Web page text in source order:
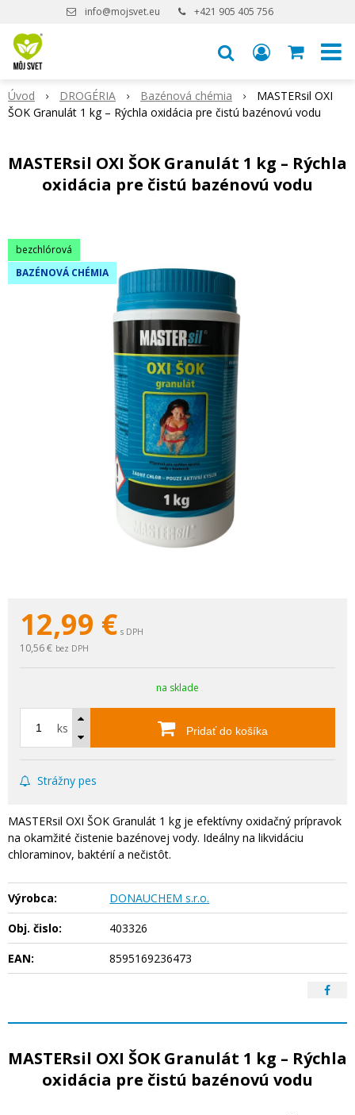
info@mojsvet.eu +421 905 405 756
Úvod DROGÉRIA Bazénová chémia
MASTERsil OXI
ŠOK Granulát 1 kg – Rýchla oxidácia pre čistú bazénovú vodu
MASTERsil OXI ŠOK Granulát 1 kg – Rýchla
oxidácia pre čistú bazénovú vodu
bezchlórová
BAZÉNOVÁ CHÉMIA
12,99 € s DPH
10,56 € bez DPH
na sklade
ks Pridať do košíka
Strážny pes
MASTERsil OXI ŠOK Granulát 1 kg je efektívny oxidačný prípravok
na okamžité čistenie bazénovej vody. Ideálny na likvidáciu
chloraminov, baktérií a nečistôt.
Výrobca:
DONAUCHEM s.r.o.
Obj. čislo:
403326
EAN:
8595169236473
MASTERsil OXI ŠOK Granulát 1 kg – Rýchla
oxidácia pre čistú bazénovú vodu